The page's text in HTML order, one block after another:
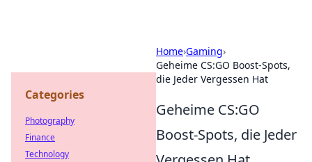
Home›Gaming›
Geheime CS:GO Boost-Spots,
die Jeder Vergessen Hat
Geheime CS:GO
Boost-Spots, die Jeder
Categories
Photography
Finance
Technology